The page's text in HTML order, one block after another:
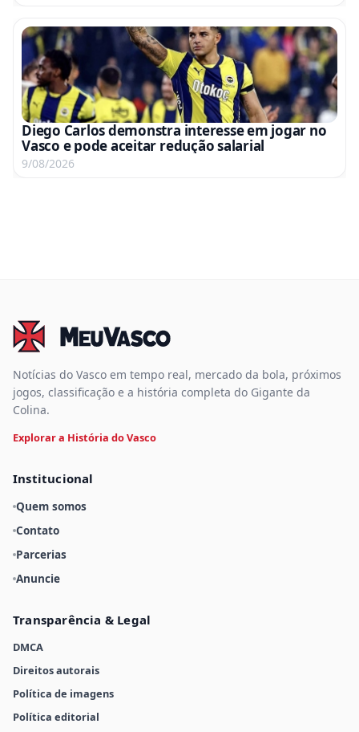
Diego Carlos demonstra interesse em jogar no
Vasco e pode aceitar redução salarial
9/08/2026
Notícias do Vasco em tempo real, mercado da bola, próximos
jogos, classificação e a história completa do Gigante da
Colina.
Explorar a História do Vasco
Institucional
Quem somos
Contato
Parcerias
Anuncie
Transparência & Legal
DMCA
Direitos autorais
Política de imagens
Política editorial